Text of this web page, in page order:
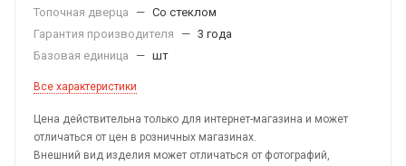
Топочная дверца
— Со стеклом
Гарантия производителя
— 3 года
Базовая единица
— шт
Все характеристики
Цена действительна только для интернет-магазина и может
отличаться от цен в розничных магазинах.
Внешний вид изделия может отличаться от фотографий,